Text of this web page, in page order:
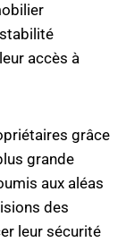
accès à
grâce
grande
aux aléas
des
leur sécurité